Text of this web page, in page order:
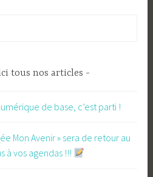
tous nos articles
de base, c’est parti !
Mon Avenir » sera de retour au
à vos agendas !!!